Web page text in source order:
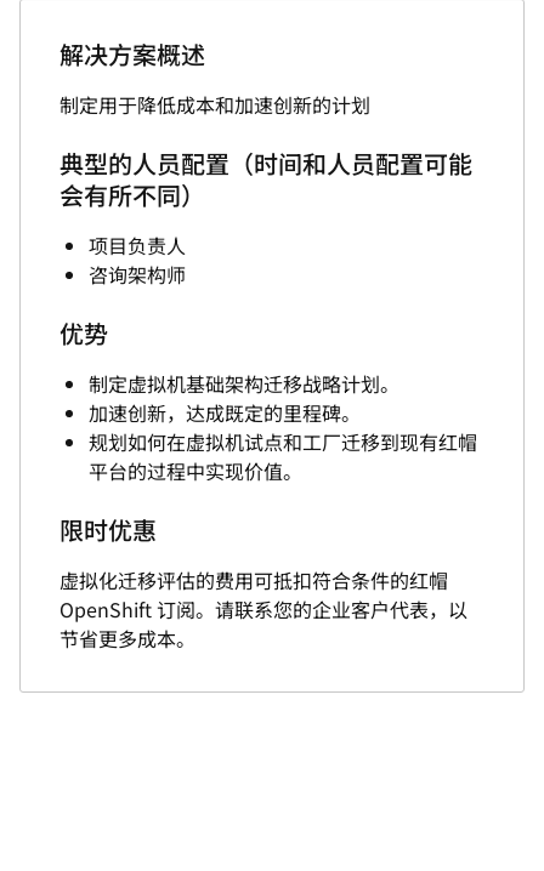
解决方案概述
制定用于降低成本和加速创新的计划
典型的人员配置（时间和人员配置可能
会有所不同）
项目负责人
咨询架构师
优势
制定虚拟机基础架构迁移战略计划。
加速创新，达成既定的里程碑。
规划如何在虚拟机试点和工厂迁移到现有红帽
平台的过程中实现价值。
限时优惠
虚拟化迁移评估的费用可抵扣符合条件的红帽
OpenShift 订阅。请联系您的企业客户代表，以
节省更多成本。